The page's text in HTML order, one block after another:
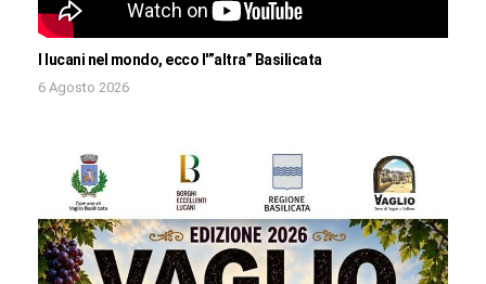
I lucani nel mondo, ecco l'”altra” Basilicata
6 Agosto 2026